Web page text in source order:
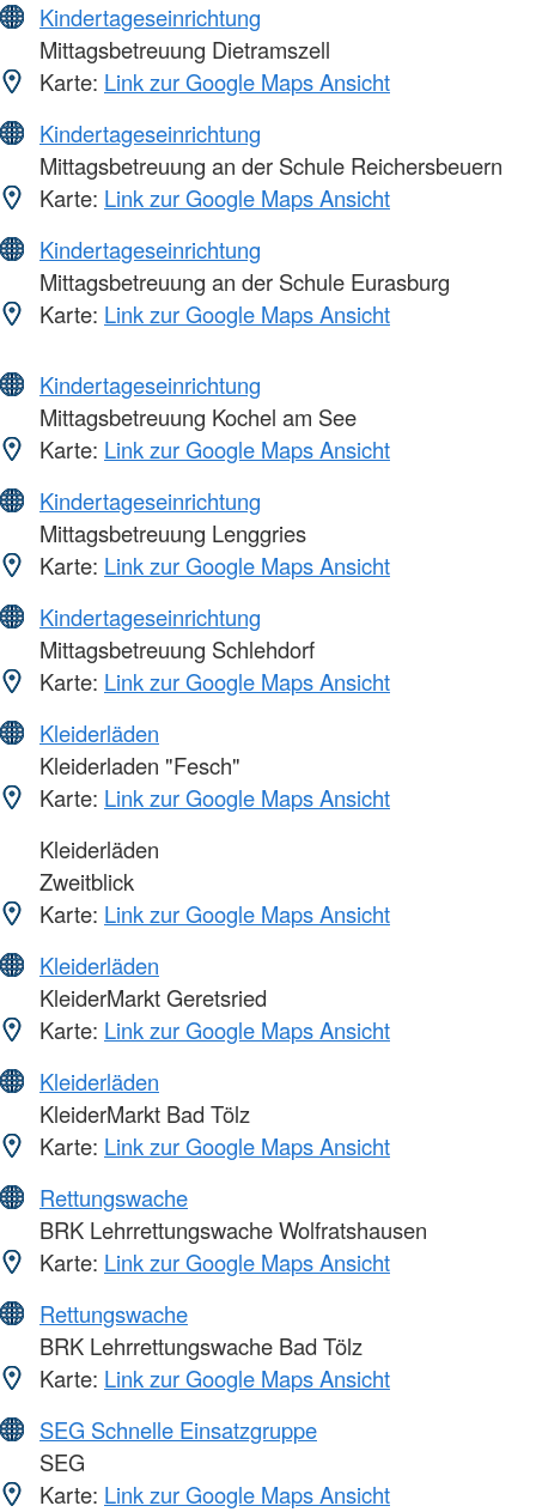
Kindertageseinrichtung
Mittagsbetreuung Dietramszell
Karte: Link zur Google Maps Ansicht
Kindertageseinrichtung
Mittagsbetreuung an der Schule Reichersbeuern
Karte: Link zur Google Maps Ansicht
Kindertageseinrichtung
Mittagsbetreuung an der Schule Eurasburg
Karte: Link zur Google Maps Ansicht
Kindertageseinrichtung
Mittagsbetreuung Kochel am See
Karte: Link zur Google Maps Ansicht
Kindertageseinrichtung
Mittagsbetreuung Lenggries
Karte: Link zur Google Maps Ansicht
Kindertageseinrichtung
Mittagsbetreuung Schlehdorf
Karte: Link zur Google Maps Ansicht
Kleiderläden
Kleiderladen "Fesch"
Karte: Link zur Google Maps Ansicht
Kleiderläden
Zweitblick
Karte: Link zur Google Maps Ansicht
Kleiderläden
KleiderMarkt Geretsried
Karte: Link zur Google Maps Ansicht
Kleiderläden
KleiderMarkt Bad Tölz
Karte: Link zur Google Maps Ansicht
Rettungswache
BRK Lehrrettungswache Wolfratshausen
Karte: Link zur Google Maps Ansicht
Rettungswache
BRK Lehrrettungswache Bad Tölz
Karte: Link zur Google Maps Ansicht
SEG Schnelle Einsatzgruppe
SEG
Karte: Link zur Google Maps Ansicht